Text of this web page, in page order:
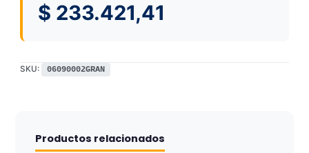
$ 233.421,41
SKU: 06090002GRAN
Productos relacionados